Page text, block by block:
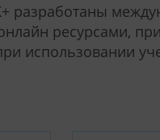
ресурсами,
использовании